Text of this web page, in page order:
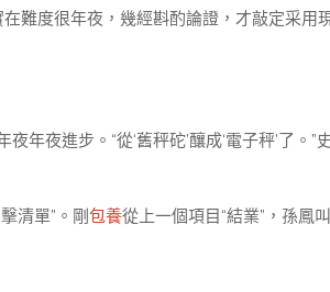
難度很年夜，幾經斟酌論證，才敲定采用
夜年夜進步。“從‘舊秤砣’釀成‘電子秤’了。”
清單”。剛包養從上一個項目“結業”，孫鳳